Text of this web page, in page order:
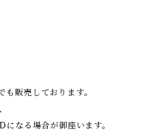
販売しております。
なる場合が御座います。